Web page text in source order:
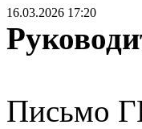
16.03.2026 17:20
Письмо